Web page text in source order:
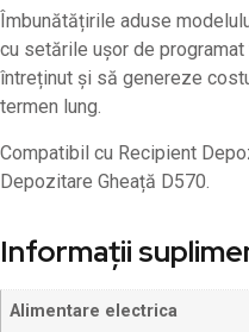
Îmbunătățirile aduse
cu setările ușor de
întreținut și să genereze
termen lung.
Compatibil cu Recipient
Depozitare Gheață D570.
Informații
Alimentare electrica